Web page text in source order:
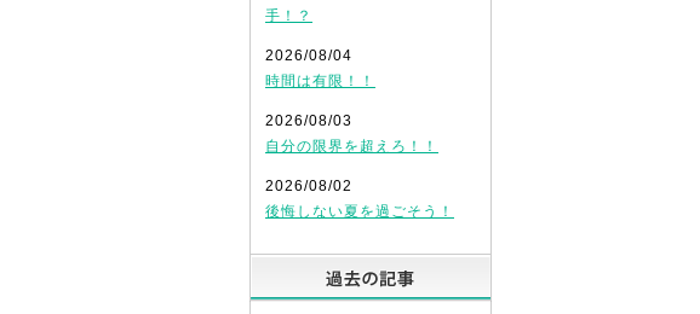
手！？
2026/08/04
時間は有限！！
2026/08/03
自分の限界を超えろ！！
2026/08/02
後悔しない夏を過ごそう！